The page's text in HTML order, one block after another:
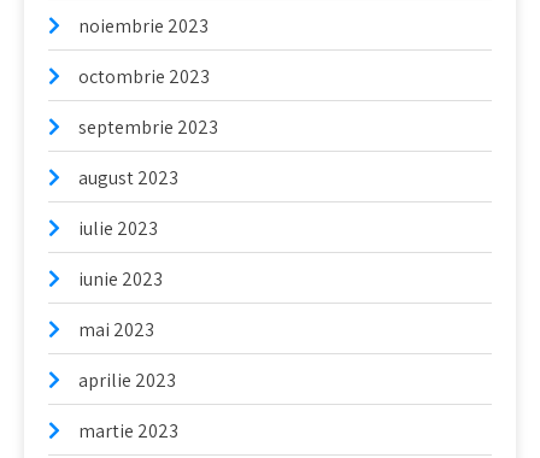
noiembrie 2023
octombrie 2023
septembrie 2023
august 2023
iulie 2023
iunie 2023
mai 2023
aprilie 2023
martie 2023